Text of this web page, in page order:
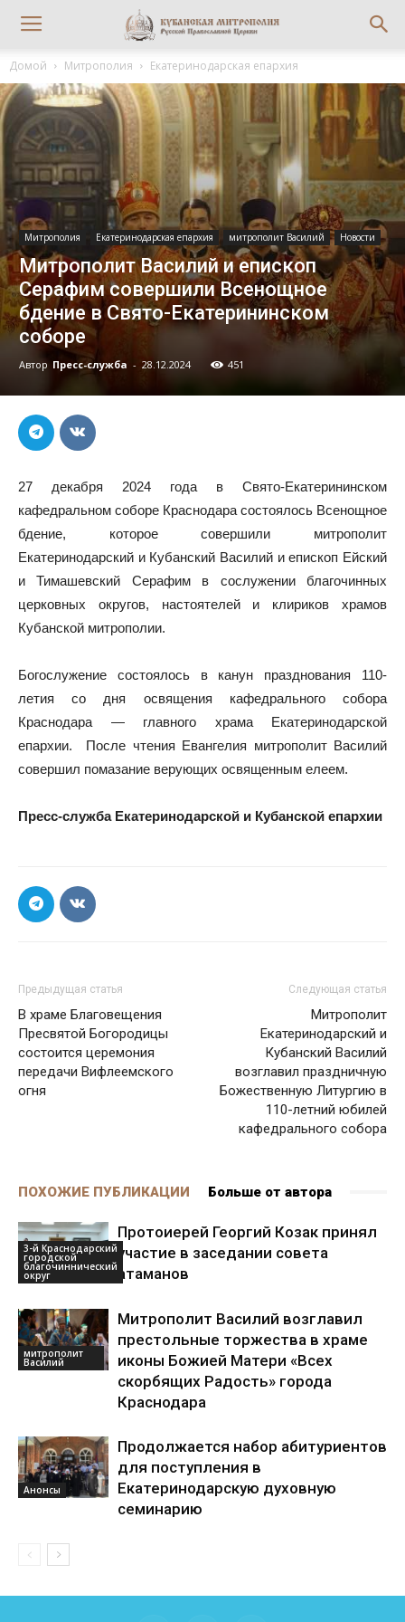
Домой Митрополия Екатеринодарская епархия
Митрополия Екатеринодарская епархия митрополит Василий Новости
Митрополит Василий и епископ
Серафим совершили Всенощное
бдение в Свято-Екатерининском
соборе
Автор Пресс-служба - 28.12.2024 451
27 декабря 2024 года в Свято-Екатерининском
кафедральном соборе Краснодара состоялось Всенощное
бдение, которое совершили митрополит
Екатеринодарский и Кубанский Василий и епископ Ейский
и Тимашевский Серафим в сослужении благочинных
церковных округов, настоятелей и клириков храмов
Кубанской митрополии.
Богослужение состоялось в канун празднования 110-
летия со дня освящения кафедрального собора
Краснодара — главного храма Екатеринодарской
епархии. После чтения Евангелия митрополит Василий
совершил помазание верующих освященным елеем.
Пресс-служба Екатеринодарской и Кубанской епархии
Предыдущая статья
В храме Благовещения
Пресвятой Богородицы
состоится церемония
передачи Вифлеемского
огня
Следующая статья
Митрополит
Екатеринодарский и
Кубанский Василий
возглавил праздничную
Божественную Литургию в
110-летний юбилей
кафедрального собора
ПОХОЖИЕ ПУБЛИКАЦИИ Больше от автора
3-й Краснодарский
городской
благочиннический
округ
Протоиерей Георгий Козак принял
участие в заседании совета
атаманов
митрополит
Василий
Митрополит Василий возглавил
престольные торжества в храме
иконы Божией Матери «Всех
скорбящих Радость» города
Краснодара
Анонсы
Продолжается набор абитуриентов
для поступления в
Екатеринодарскую духовную
семинарию